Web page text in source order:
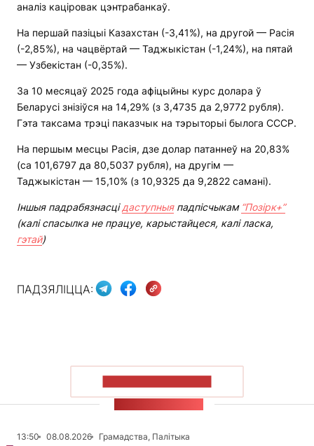
аналіз каціровак цэнтрабанкаў.
На першай пазіцыі Казахстан (-3,41%), на другой — Расія
(-2,85%), на чацвёртай — Таджыкістан (-1,24%), на пятай
— Узбекістан (-0,35%).
За 10 месяцаў 2025 года афіцыйны курс долара ў
Беларусі знізіўся на 14,29% (з 3,4735 да 2,9772 рубля).
Гэта таксама трэці паказчык на тэрыторыі былога СССР.
На першым месцы Расія, дзе долар патаннеў на 20,83%
(са 101,6797 да 80,5037 рубля), на другім —
Таджыкістан — 15,10% (з 10,9325 да 9,2822 самані).
Іншыя падрабязнасцідаступныяпадпісчыкам “Позірк+”
(калі спасылка не працуе, карыстайцеся, калі ласка,
гэтай)
ПАДЗЯЛІЦЦА:
13:50 08.08.2026
Грамадства, Палітыка